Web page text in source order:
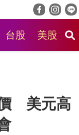
台股 美股
美元高